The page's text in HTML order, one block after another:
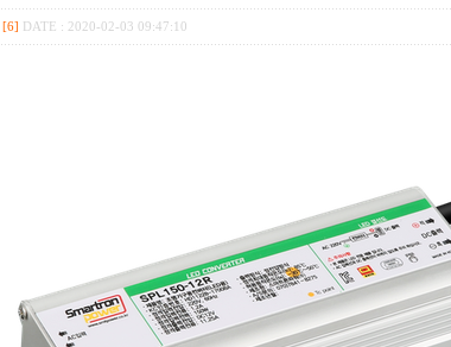
[6] DATE : 2020-02-03 09:47:10